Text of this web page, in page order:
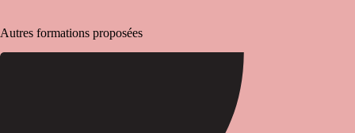
Autres formations proposées